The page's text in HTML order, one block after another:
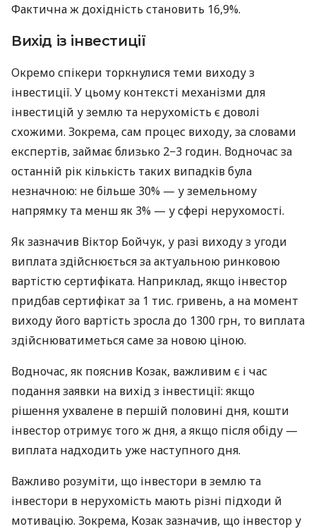
Фактична ж дохідність становить 16,9%.
Вихід із інвестиції
Окремо спікери торкнулися теми виходу з
інвестиції. У цьому контексті механізми для
інвестицій у землю та нерухомість є доволі
схожими. Зокрема, сам процес виходу, за словами
експертів, займає близько 2−3 годин. Водночас за
останній рік кількість таких випадків була
незначною: не більше 30% — у земельному
напрямку та менш як 3% — у сфері нерухомості.
Як зазначив Віктор Бойчук, у разі виходу з угоди
виплата здійснюється за актуальною ринковою
вартістю сертифіката. Наприклад, якщо інвестор
придбав сертифікат за 1 тис. гривень, а на момент
виходу його вартість зросла до 1300 грн, то виплата
здійснюватиметься саме за новою ціною.
Водночас, як пояснив Козак, важливим є і час
подання заявки на вихід з інвестиції: якщо
рішення ухвалене в першій половині дня, кошти
інвестор отримує того ж дня, а якщо після обіду —
виплата надходить уже наступного дня.
Важливо розуміти, що інвестори в землю та
інвестори в нерухомість мають різні підходи й
мотивацію. Зокрема, Козак зазначив, що інвестор у